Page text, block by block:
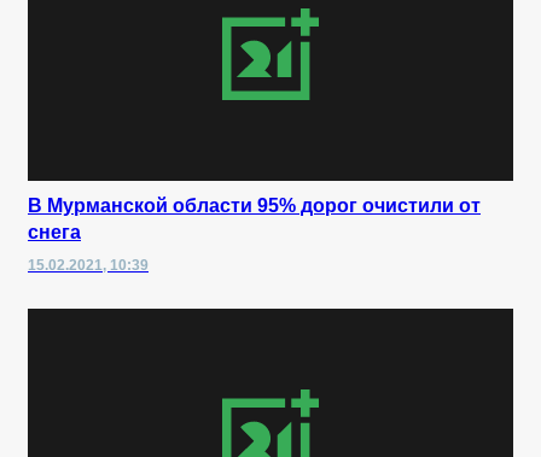
В Мурманской области 95% дорог очистили от
снега
15.02.2021, 10:39